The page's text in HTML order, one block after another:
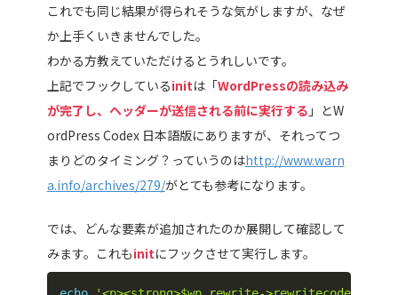
これでも同じ結果が得られそうな気がしますが、なぜ
か上手くいきませんでした。
わかる方教えていただけるとうれしいです。
上記でフックしているinitは「WordPressの読み込み
が完了し、ヘッダーが送信される前に実行する 」とW
ordPress Codex 日本語版にありますが、それってつ
まりどのタイミング？っていうのはhttp://www.warn
a.info/archives/279/がとても参考になります。
では、どんな要素が追加されたのか展開して確認して
みます。これもinitにフックさせて実行します。